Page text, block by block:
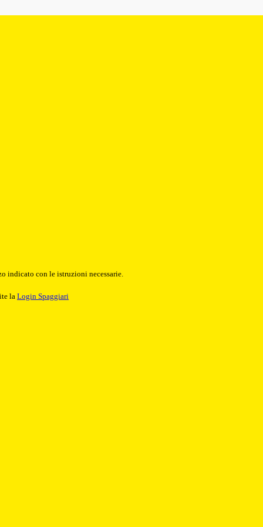
indicato con le istruzioni necessarie.
la Login Spaggiari